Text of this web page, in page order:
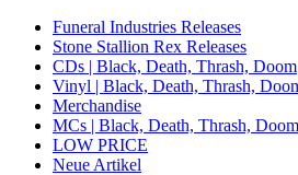
Funeral Industries Releases
Stone Stallion Rex Releases
CDs | Black, Death, Thrash, Doom
Vinyl | Black, Death, Thrash,
Merchandise
MCs | Black, Death, Thrash, Doom
LOW PRICE
Neue Artikel